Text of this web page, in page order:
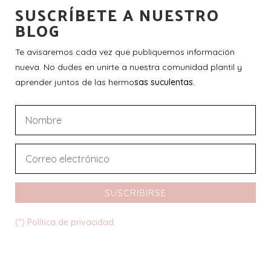
SUSCRÍBETE A NUESTRO
BLOG
Te avisaremos cada vez que publiquemos información
nueva. No dudes en unirte a nuestra comunidad plantil y
aprender juntos de las hermosas suculentas.
SUSCRIBIRSE
(*) Política de privacidad.